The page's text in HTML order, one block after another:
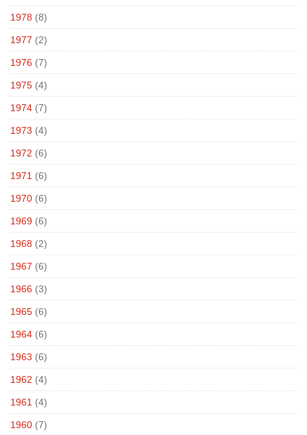
1978 (8)
1977 (2)
1976 (7)
1975 (4)
1974 (7)
1973 (4)
1972 (6)
1971 (6)
1970 (6)
1969 (6)
1968 (2)
1967 (6)
1966 (3)
1965 (6)
1964 (6)
1963 (6)
1962 (4)
1961 (4)
1960 (7)